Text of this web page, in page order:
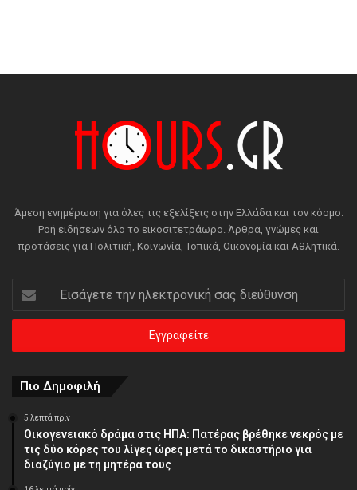
Άμεση ενημέρωση για όλες τις εξελίξεις στην Ελλάδα και τον κόσμο.
Ροή ειδήσεων όλο το εικοσιτετράωρο. Άρθρα, γνώμες και
προτάσεις για Πολιτική, Κοινωνία, Τοπικά, Οικονομία και Αθλητικά.
την
ηλεκτρονική
διεύθυνση
Πιο Δημοφιλή
5 λεπτά πρίν
Οικογενειακό δράμα στις ΗΠΑ: Πατέρας βρέθηκε νεκρός με
τις δύο κόρες του λίγες ώρες μετά το δικαστήριο για
διαζύγιο με τη μητέρα τους